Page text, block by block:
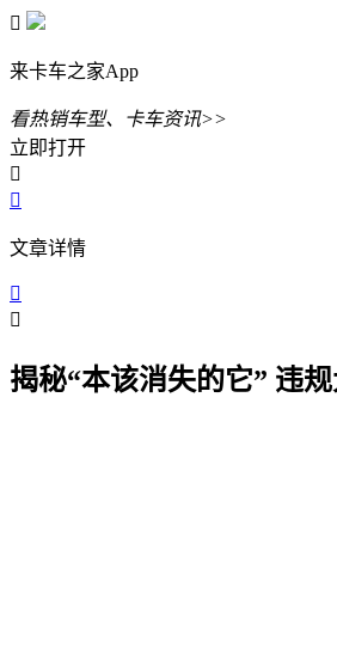

来卡车之家App
看热销车型、卡车资讯>>
立即打开


文章详情


揭秘“本该消失的它” 违